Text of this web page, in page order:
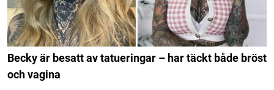
Becky är besatt av tatueringar – har täckt både bröst
och vagina